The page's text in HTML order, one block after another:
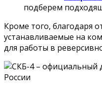
подберем
Кроме того, благодаря
устанавливаемые на
для работы в